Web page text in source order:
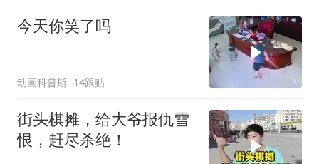
今天你笑了吗
动画科普斯 14跟贴
街头棋摊，给大爷报仇雪
恨，赶尽杀绝！